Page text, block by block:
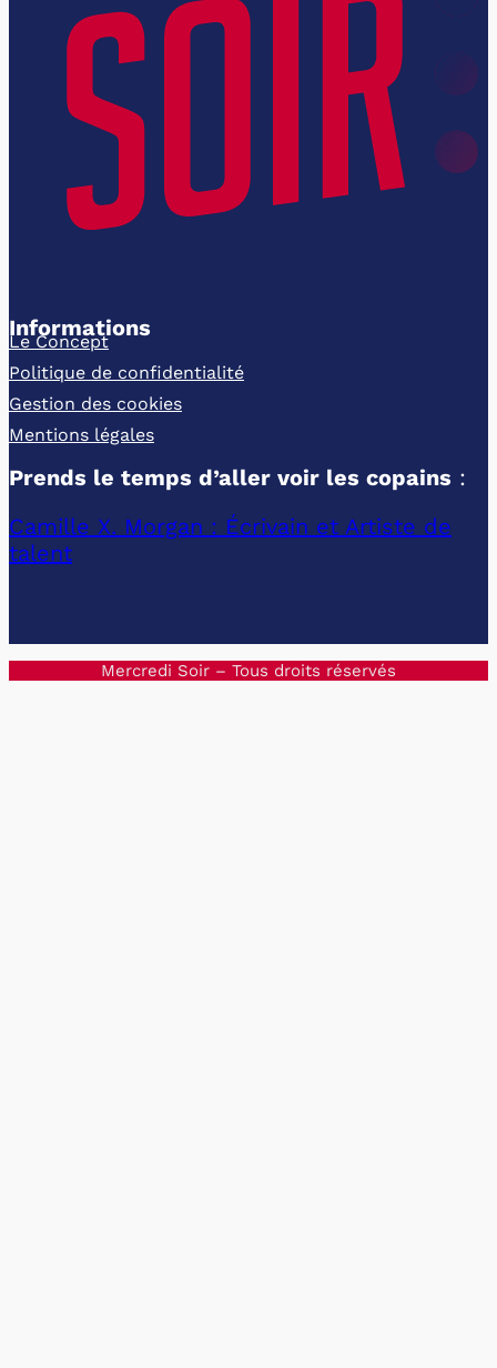
Informations
Le Concept
Politique de confidentialité
Gestion des cookies
Mentions légales
Prends le temps d’aller voir les copains :
Camille X. Morgan : Écrivain et Artiste de
talent
Mercredi Soir – Tous droits réservés